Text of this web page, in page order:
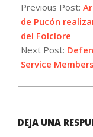
08-
24
Previous Post:
de Pucón
del Folclore
Next Post:
Service
DEJA UNA